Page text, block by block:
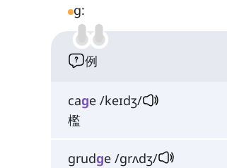
g:
例
cage /keɪdʒ/
檻
grudge /ɡrʌdʒ/